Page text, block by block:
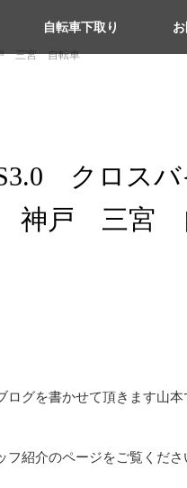
自転車下取り
三宮 自転車
クロス
神戸 三宮
ログを書かせて頂きます山本
フ紹介のページをご覧くださ